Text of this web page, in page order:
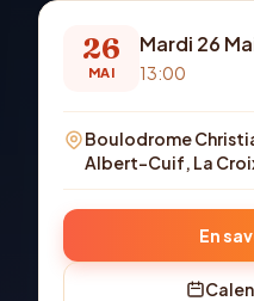
26
MAI
Mardi 26
13:00
Boulodrome
Albert-Cuif, La
En